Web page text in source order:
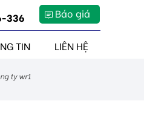
336 Báo giá
TIN LIÊN HỆ
ty wr1